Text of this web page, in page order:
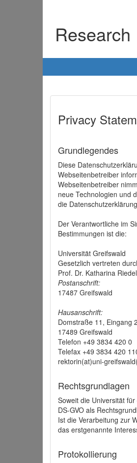
Privacy
Grundlegendes
Diese
Webseitenbetreiber
Webseitenbetreiber
neue Technologien und
die
Der Verantwortliche im
Bestimmungen ist die:
Universität Greifswald
Gesetzlich vertreten
Prof. Dr. Katharina Riedel
Postanschrift:
17487 Greifswald
Hausanschrift:
Domstraße 11, Eingang 2
17489 Greifswald
Telefon +49 3834 420 0
Telefax +49 3834 420
rektorin(at)uni-
Rechtsgrundlagen
Soweit die Universität
DS-GVO als
Ist die Verarbeitung zur
das erstgenannte
Protokollierung